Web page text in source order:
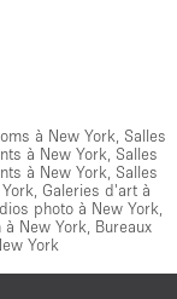
à New York Salles
à New York Salles
à New York Salles
Galeries d'art à
photo à New York
à New York Bureaux
York